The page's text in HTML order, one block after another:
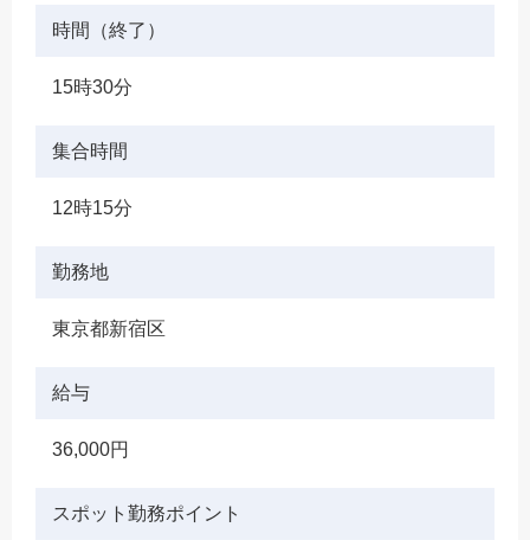
時間（終了）
15時30分
集合時間
12時15分
勤務地
東京都新宿区
給与
36,000円
スポット勤務ポイント